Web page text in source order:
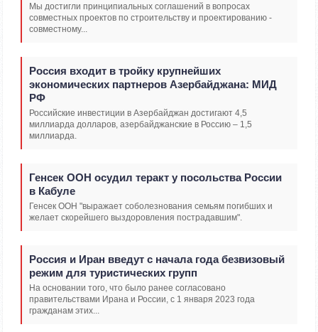
Мы достигли принципиальных соглашений в вопросах
совместных проектов по строительству и проектированию -
совместному...
Россия входит в тройку крупнейших
экономических партнеров Азербайджана: МИД
РФ
Российские инвестиции в Азербайджан достигают 4,5
миллиарда долларов, азербайджанские в Россию – 1,5
миллиарда.
Генсек ООН осудил теракт у посольства России
в Кабуле
Генсек ООН "выражает соболезнования семьям погибших и
желает скорейшего выздоровления пострадавшим".
Россия и Иран введут с начала года безвизовый
режим для туристических групп
На основании того, что было ранее согласовано
правительствами Ирана и России, с 1 января 2023 года
гражданам этих...